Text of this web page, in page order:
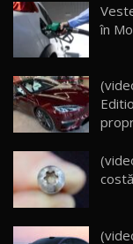
16
17
în